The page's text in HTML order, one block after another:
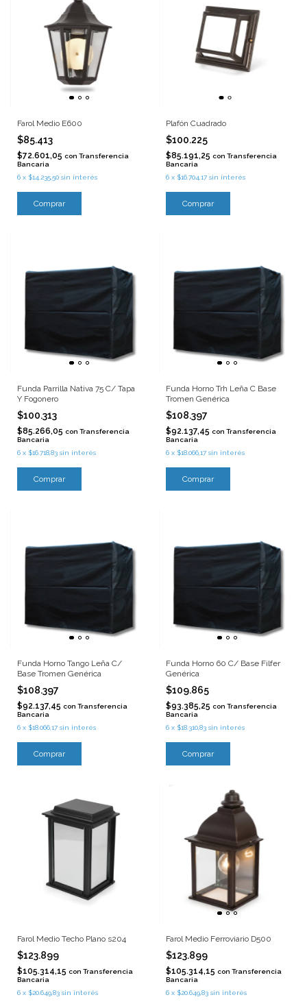
Farol Medio E600
$85.413
$72.601,05 con Transferencia
Bancaria
6 x $14.235,50 sin interés
Plafón Cuadrado
$100.225
$85.191,25 con Transferencia
Bancaria
6 x $16.704,17 sin interés
Funda Parrilla Nativa 75 C/ Tapa
Y Fogonero
$100.313
$85.266,05 con Transferencia
Bancaria
6 x $16.718,83 sin interés
Funda Horno Trh Leña C Base
Tromen Genérica
$108.397
$92.137,45 con Transferencia
Bancaria
6 x $18.066,17 sin interés
Funda Horno Tango Leña C/
Base Tromen Genérica
$108.397
$92.137,45 con Transferencia
Bancaria
6 x $18.066,17 sin interés
Funda Horno 60 C/ Base Filfer
Genérica
$109.865
$93.385,25 con Transferencia
Bancaria
6 x $18.310,83 sin interés
Farol Medio Techo Plano s204
$123.899
$105.314,15 con Transferencia
Bancaria
6 x $20.649,83 sin interés
Farol Medio Ferroviario D500
$123.899
$105.314,15 con Transferencia
Bancaria
6 x $20.649,83 sin interés